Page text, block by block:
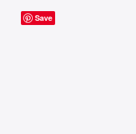
Save